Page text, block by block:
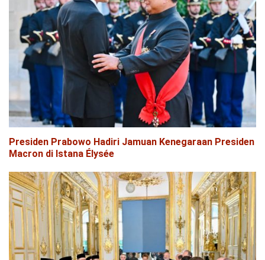
Presiden Prabowo Hadiri Jamuan Kenegaraan Presiden
Macron di Istana Élysée